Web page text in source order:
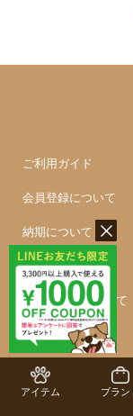
アイテム ブラン
ご利用ガイド
会員登録について
納期について
お支払について
返品・交換について
FAQ